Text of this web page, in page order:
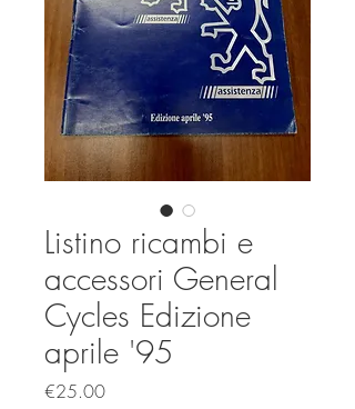
Listino ricambi e
accessori General
Cycles Edizione
aprile '95
€25.00Price